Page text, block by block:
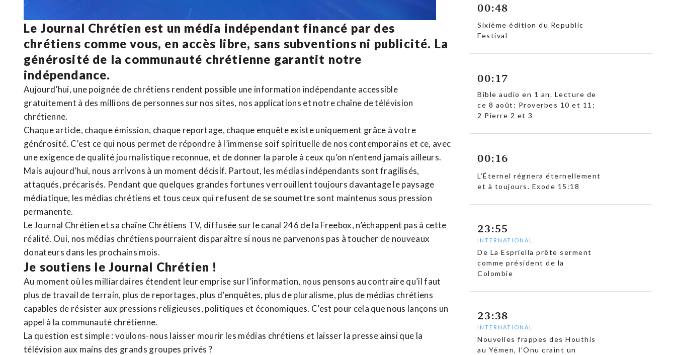
Le Journal Chrétien est un média indépendant financé par des
chrétiens comme vous, en accès libre, sans subventions ni publicité. La
générosité de la communauté chrétienne garantit notre
indépendance.
Aujourd’hui, une poignée de chrétiens rendent possible une information indépendante accessible
gratuitement à des millions de personnes sur nos sites, nos applications et notrechaîne de télévision
chrétienne.
Chaque article, chaque émission, chaque reportage, chaque enquête existe uniquement grâce à votre
générosité. C’est ce qui nous permet de répondre à l’immense soif spirituelle de nos contemporains et ce, avec
une exigence de qualité journalistique reconnue, et de donner la parole à ceux qu’on n’entend jamais ailleurs.
Mais aujourd’hui, nous arrivons à un moment décisif. Partout, les médias indépendants sont fragilisés,
attaqués, précarisés. Pendant que quelques grandes fortunes verrouillent toujours davantage le paysage
médiatique, les médias chrétiens et tous ceux qui refusent de se soumettre sont maintenus sous pression
permanente.
Le Journal Chrétien et sa chaîne Chrétiens TV, diffusée sur le canal 246 de la Freebox, n’échappent pas à cette
réalité. Oui, nos médias chrétiens pourraient disparaître si nous ne parvenons pas à toucher de nouveaux
donateurs dans les prochains mois.
Je soutiens le Journal Chrétien !
Au moment où les milliardaires étendent leur emprise sur l’information, nous pensons au contraire qu’il faut
plus de travail de terrain, plus de reportages, plus d’enquêtes, plus de pluralisme, plus de médias chrétiens
capables de résister aux pressions religieuses, politiques et économiques. C’est pour cela que nous lançons un
appel à la communauté chrétienne.
La question est simple : voulons-nous laisser mourir les médias chrétiens et laisser la presse ainsi que la
télévision aux mains des grands groupes privés ?
00:48
Sixième édition du Republic
Festival
00:17
Bible audio en 1 an. Lecture de
ce 8 août: Proverbes 10 et 11;
2 Pierre 2 et 3
00:16
L’Éternel régnera éternellement
et à toujours. Exode 15:18
23:55
INTERNATIONAL
De La Espriella prête serment
comme président de la
Colombie
23:38
INTERNATIONAL
Nouvelles frappes des Houthis
au Yémen, l’Onu craint un